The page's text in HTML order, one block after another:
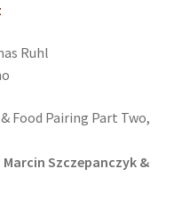
Ruhl
Food Pairing Part Two,
Szczepanczyk &